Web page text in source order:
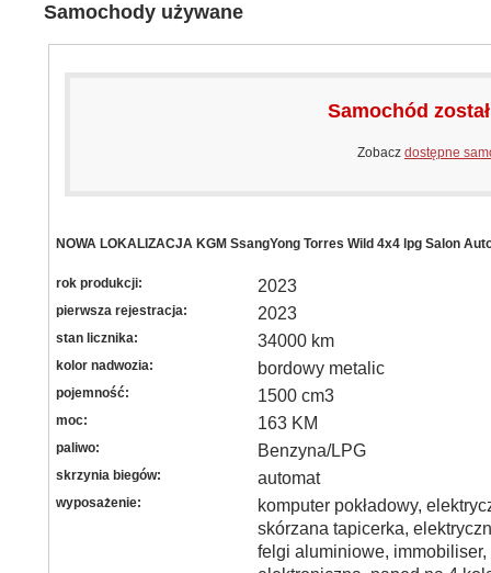
Samochody używane
Samochód
Zobacz dostępne
NOWA LOKALIZACJA KGM SsangYong Torres Wild 4x4 lpg Salon
rok produkcji: 2023
pierwsza rejestracja: 2023
stan licznika: 34000 km
kolor nadwozia: bordowy metalic
pojemność: 1500 cm3
moc: 163 KM
paliwo: Benzyna/LPG
skrzynia biegów: automat
wyposażenie:
komputer pokładowy,
skórzana tapicerka,
felgi aluminiowe,